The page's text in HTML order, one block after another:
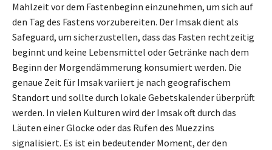
Mahlzeit vor dem Fastenbeginn einzunehmen, um sich auf
den Tag des Fastens vorzubereiten. Der Imsak dient als
Safeguard, um sicherzustellen, dass das Fasten rechtzeitig
beginnt und keine Lebensmittel oder Getränke nach dem
Beginn der Morgendämmerung konsumiert werden. Die
genaue Zeit für Imsak variiert je nach geografischem
Standort und sollte durch lokale Gebetskalender überprüft
werden. In vielen Kulturen wird der Imsak oft durch das
Läuten einer Glocke oder das Rufen des Muezzins
signalisiert. Es ist ein bedeutender Moment, der den